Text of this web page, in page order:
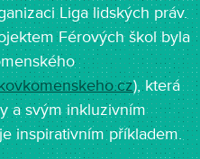
Liga lidských práv.
Férových škol byla
), která
a svým inkluzivním
inspirativním příkladem.